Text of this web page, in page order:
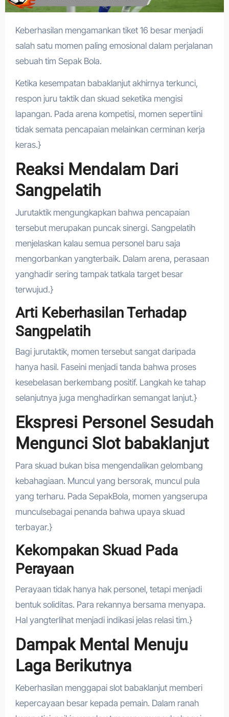
Keberhasilan mengamankan tiket 16 besar menjadi
salah satu momen paling emosional dalam perjalanan
sebuah tim Sepak Bola.
Ketika kesempatan babaklanjut akhirnya terkunci,
respon juru taktik dan skuad seketika mengisi
lapangan. Pada arena kompetisi, momen sepertiini
tidak semata pencapaian melainkan cerminan kerja
keras.}
Reaksi Mendalam Dari
Sangpelatih
Jurutaktik mengungkapkan bahwa pencapaian
tersebut merupakan puncak sinergi. Sangpelatih
menjelaskan kalau semua personel baru saja
mengorbankan yangterbaik. Dalam arena, perasaan
yanghadir sering tampak tatkala target besar
terwujud.}
Arti Keberhasilan Terhadap
Sangpelatih
Bagi jurutaktik, momen tersebut sangat daripada
hanya hasil. Faseini menjadi tanda bahwa proses
kesebelasan berkembang positif. Langkah ke tahap
selanjutnya juga menghadirkan semangat lanjut.}
Ekspresi Personel Sesudah
Mengunci Slot babaklanjut
Para skuad bukan bisa mengendalikan gelombang
kebahagiaan. Muncul yang bersorak, muncul pula
yang terharu. Pada SepakBola, momen yangserupa
munculsebagai penanda bahwa upaya skuad
terbayar.}
Kekompakan Skuad Pada
Perayaan
Perayaan tidak hanya hak personel, tetapi menjadi
bentuk soliditas. Para rekannya bersama menyapa.
Hal yangterlihat menjadi indikasi jelas relasi tim.}
Dampak Mental Menuju
Laga Berikutnya
Keberhasilan menggapai slot babaklanjut memberi
kepercayaan besar kepada pemain. Dalam ranah